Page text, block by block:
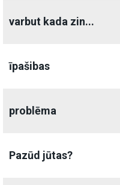
varbut kada zin...
īpašibas
problēma
Pazūd jūtas?